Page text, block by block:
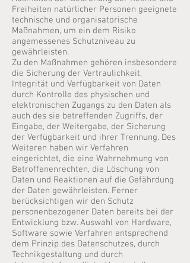
Freiheiten natürlicher Personen geeignete
technische und organisatorische
Maßnahmen, um ein dem Risiko
angemessenes Schutzniveau zu
gewährleisten.
Zu den Maßnahmen gehören insbesondere
die Sicherung der Vertraulichkeit,
Integrität und Verfügbarkeit von Daten
durch Kontrolle des physischen und
elektronischen Zugangs zu den Daten als
auch des sie betreffenden Zugriffs, der
Eingabe, der Weitergabe, der Sicherung
der Verfügbarkeit und ihrer Trennung. Des
Weiteren haben wir Verfahren
eingerichtet, die eine Wahrnehmung von
Betroffenenrechten, die Löschung von
Daten und Reaktionen auf die Gefährdung
der Daten gewährleisten. Ferner
berücksichtigen wir den Schutz
personenbezogener Daten bereits bei der
Entwicklung bzw. Auswahl von Hardware,
Software sowie Verfahren entsprechend
dem Prinzip des Datenschutzes, durch
Technikgestaltung und durch